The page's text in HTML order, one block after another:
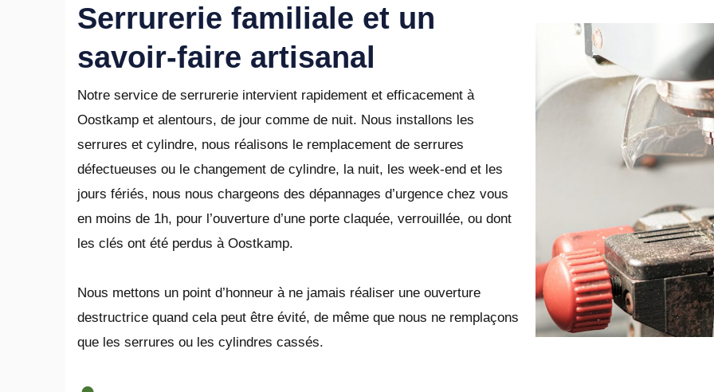
Serrurerie familiale et un
savoir-faire artisanal
Notre service de serrurerie intervient rapidement et efficacement à
Oostkamp et alentours, de jour comme de nuit. Nous installons les
serrures et cylindre, nous réalisons le remplacement de serrures
défectueuses ou le changement de cylindre, la nuit, les week-end et les
jours fériés, nous nous chargeons des dépannages d’urgence chez vous
en moins de 1h, pour l’ouverture d’une porte claquée, verrouillée, ou dont
les clés ont été perdus à Oostkamp.
​Nous mettons un point d’honneur à ne jamais réaliser une ouverture
destructrice quand cela peut être évité, de même que nous ne remplaçons
que les serrures ou les cylindres cassés.